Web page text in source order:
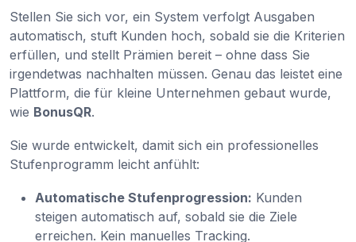
Stellen Sie sich vor, ein System verfolgt Ausgaben
automatisch, stuft Kunden hoch, sobald sie die Kriterien
erfüllen, und stellt Prämien bereit – ohne dass Sie
irgendetwas nachhalten müssen. Genau das leistet eine
Plattform, die für kleine Unternehmen gebaut wurde,
wie BonusQR.
Sie wurde entwickelt, damit sich ein professionelles
Stufenprogramm leicht anfühlt:
Automatische Stufenprogression: Kunden
steigen automatisch auf, sobald sie die Ziele
erreichen. Kein manuelles Tracking.